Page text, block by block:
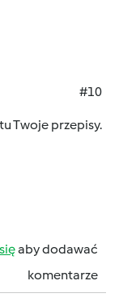
#10
Twoje przepisy.
aby dodawać
komentarze